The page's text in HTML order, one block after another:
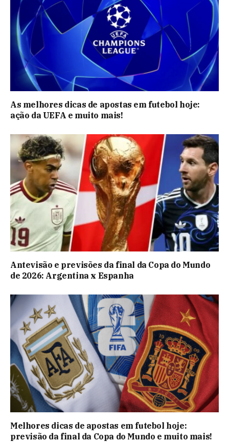
As melhores dicas de apostas em futebol hoje:
ação da UEFA e muito mais!
Antevisão e previsões da final da Copa do Mundo
de 2026: Argentina x Espanha
Melhores dicas de apostas em futebol hoje:
previsão da final da Copa do Mundo e muito mais!